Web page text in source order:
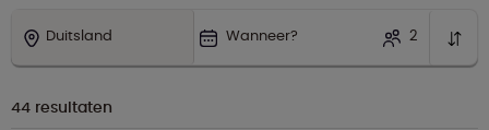
Duitsland Wanneer? 2
44 resultaten